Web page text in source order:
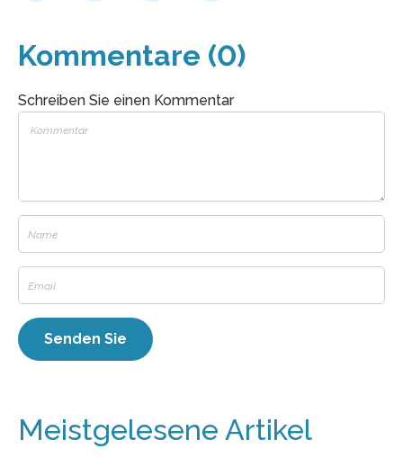
Kommentare (0)
Schreiben Sie einen Kommentar
Meistgelesene Artikel